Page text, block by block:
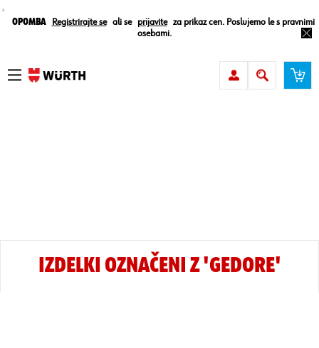
¸
Opomba Registrirajte se ali se prijavite
za prikaz cen. Poslujemo le s pravnimi
osebami.
IZDELKI OZNAČENI Z 'GEDORE'